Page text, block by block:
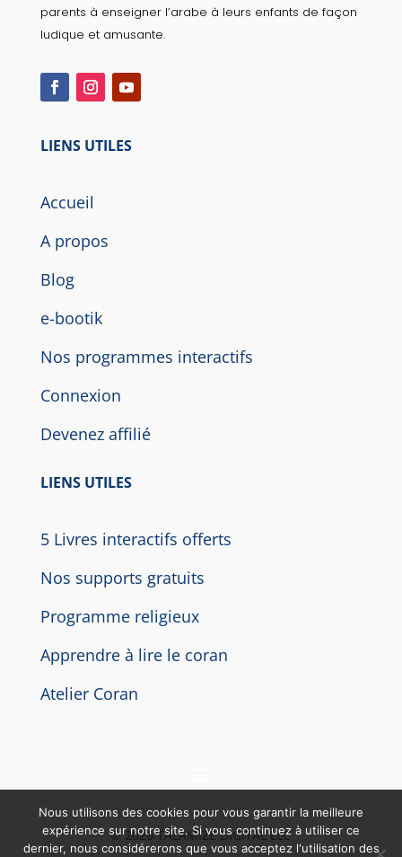
parents à enseigner l’arabe à leurs enfants de façon
ludique et amusante.
LIENS UTILES
Accueil
A propos
Blog
e-bootik
Nos programmes interactifs
Connexion
Devenez affilié
LIENS UTILES
5 Livres interactifs offerts
Nos supports gratuits
Programme religieux
Apprendre à lire le coran
Atelier Coran
© 2026 TALAMIZE DIGITAL LLC
Nous utilisons des cookies pour vous garantir la meilleure
expérience sur notre site. Si vous continuez à utiliser ce
dernier, nous considérerons que vous acceptez l'utilisation des